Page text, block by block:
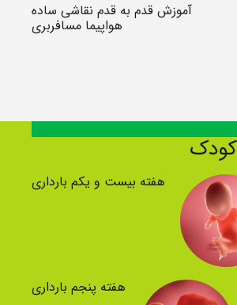
آموزش قدم به قدم نقاشی ساده
هواپیما مسافربری
هفته بیست و یکم بارداری
هفته پنجم بارداری